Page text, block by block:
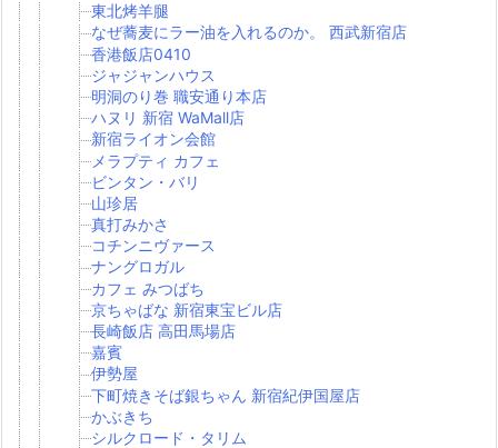
東北烤羊腿
なぜ蕎麦にラー油を入れるのか。 西武新宿店
香港飯店0410
ジャジャンハウス
明洞のり巻 職安通り本店
ハヌリ 新宿 WaMall店
新宿ライオン会館
メラプティ カフェ
ビンタン・バリ
山珍居
真打みかさ
コチンニヴァース
ナングロガル
カフェ みつばち
京ちゃばな 新宿東宝ビル店
長崎飯店 高田馬場店
嘉賓
伊勢屋
下町焼きそば銀ちゃん 新宿紀伊国屋店
かぶきち
シルクロード・タリム